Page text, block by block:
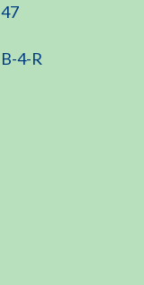
47
B-4-R